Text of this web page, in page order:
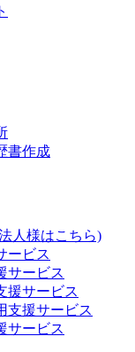
書作成
人様はこちら)
ービス
サービス
援サービス
支援サービス
サービス